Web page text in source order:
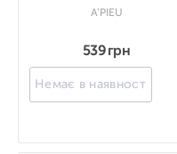
A'PIEU
539 грн
Немає в наявності